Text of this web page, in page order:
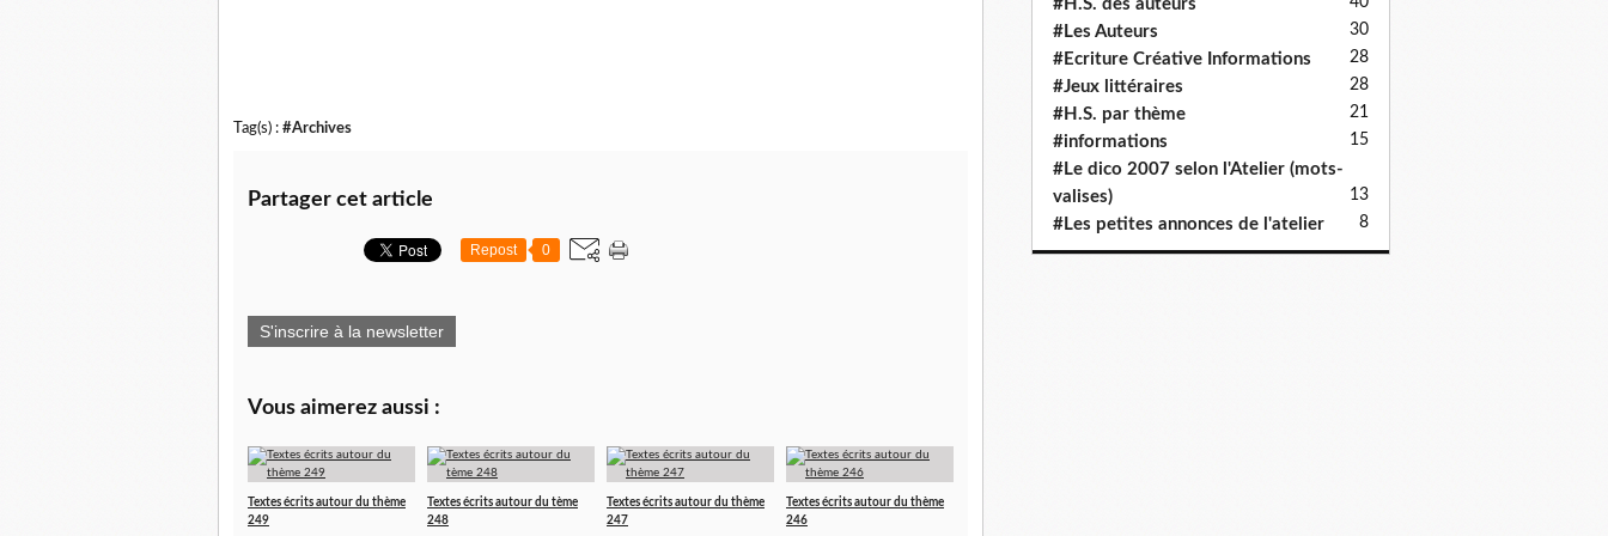
Tag(s) : #Archives
Partager cet article
Repost 0
S'inscrire à la newsletter
Vous aimerez aussi :
Textes écrits autour du thème
249
Textes écrits autour du tème
248
Textes écrits autour du thème
247
Textes écrits autour du thème
246
#H.S. des auteurs
#Les Auteurs 30
#Ecriture Créative Informations 28
#Jeux littéraires 28
#H.S. par thème 21
#informations 15
#Le dico 2007 selon l'Atelier (mots-
valises)
13
#Les petites annonces de l'atelier 8